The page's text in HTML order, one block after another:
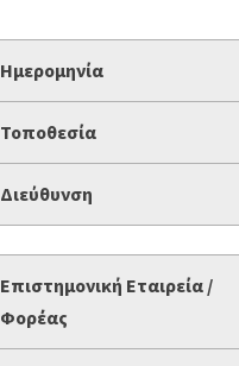
Ημερομηνία
Τοποθεσία
Διεύθυνση
Επιστημονική Εταιρεία /
Φορέας